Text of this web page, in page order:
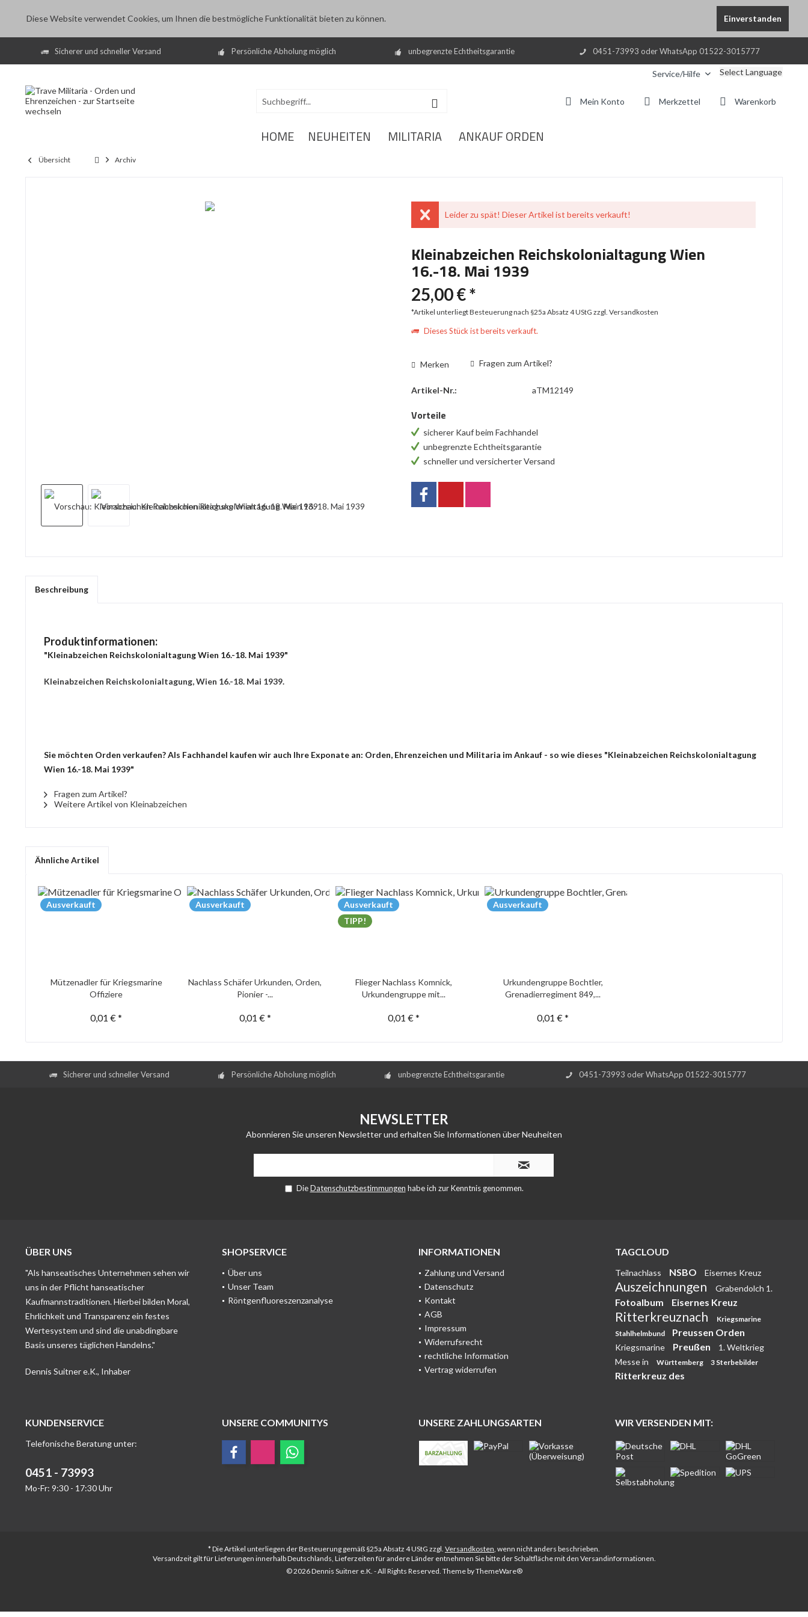
Diese Website verwendet Cookies, um Ihnen die bestmögliche Funktionalität bieten zu können. Einverstanden
Sicherer und schneller Versand Persönliche Abholung möglich unbegrenzte Echtheitsgarantie 0451-73993 oder WhatsApp 01522-3015777
Service/Hilfe Select Language
Warenkorb
Merkzettel
Mein Konto
HOME NEUHEITEN MILITARIA ANKAUF ORDEN
Übersicht Archiv
Leider zu spät! Dieser Artikel ist bereits verkauft!
Kleinabzeichen Reichskolonialtagung Wien
16.-18. Mai 1939
25,00 € *
*Artikel unterliegt Besteuerung nach §25a Absatz 4 UStGzzgl. Versandkosten
Dieses Stück ist bereits verkauft.
Merken Fragen zum Artikel?
Artikel-Nr.: aTM12149
Vorteile
sicherer Kauf beim Fachhandel
unbegrenzte Echtheitsgarantie
schneller und versicherter Versand
Beschreibung
Produktinformationen:
"Kleinabzeichen Reichskolonialtagung Wien 16.-18. Mai 1939"
Kleinabzeichen Reichskolonialtagung, Wien 16.-18. Mai 1939.
Sie möchten Orden verkaufen? Als Fachhandel kaufen wir auch Ihre Exponate an: Orden, Ehrenzeichen und Militaria im Ankauf - so wie dieses "Kleinabzeichen Reichskolonialtagung
Wien 16.-18. Mai 1939"
Fragen zum Artikel?
Weitere Artikel von Kleinabzeichen
Ähnliche Artikel
Ausverkauft
Mützenadler für Kriegsmarine
Offiziere
0,01 € *
Ausverkauft
Nachlass Schäfer Urkunden, Orden,
Pionier -...
0,01 € *
Ausverkauft
TIPP!
Flieger Nachlass Komnick,
Urkundengruppe mit...
0,01 € *
Ausverkauft
Urkundengruppe Bochtler,
Grenadierregiment 849,...
0,01 € *
Sicherer und schneller Versand Persönliche Abholung möglich unbegrenzte Echtheitsgarantie 0451-73993 oder WhatsApp 01522-3015777
NEWSLETTER
Abonnieren Sie unseren Newsletter und erhalten Sie Informationen über Neuheiten
DieDatenschutzbestimmungen habe ich zur Kenntnis genommen.
ÜBER UNS
"Als hanseatisches Unternehmen sehen wir
uns in der Pflicht hanseatischer
Kaufmannstraditionen. Hierbei bilden Moral,
Ehrlichkeit und Transparenz ein festes
Wertesystem und sind die unabdingbare
Basis unseres täglichen Handelns."
Dennis Suitner e.K., Inhaber
SHOPSERVICE
Über uns
Unser Team
Röntgenfluoreszenzanalyse
INFORMATIONEN
Zahlung und Versand
Datenschutz
Kontakt
AGB
Impressum
Widerrufsrecht
rechtliche Information
Vertrag widerrufen
TAGCLOUD
Teilnachlass NSBO Eisernes Kreuz
Auszeichnungen Grabendolch 1.
Fotoalbum Eisernes Kreuz
Ritterkreuznach
Kriegsmarine
Stahlhelmbund
Preussen Orden
Kriegsmarine Preußen
1. Weltkrieg
Messe in
Württemberg 3 Sterbebilder
Ritterkreuz des
KUNDENSERVICE
Telefonische Beratung unter:
0451 - 73993
Mo-Fr: 9:30 - 17:30 Uhr
UNSERE COMMUNITYS UNSERE ZAHLUNGSARTEN WIR VERSENDEN MIT:
* Die Artikel unterliegen der Besteuerung gemäß §25a Absatz 4 UStG zzgl. Versandkosten, wenn nicht anders beschrieben.
Versandzeit gilt für Lieferungen innerhalb Deutschlands, Lieferzeiten für andere Länder entnehmen Sie bitte der Schaltfläche mit den Versandinformationen.
© 2026 Dennis Suitner e.K. - All Rights Reserved. Theme byThemeWare®